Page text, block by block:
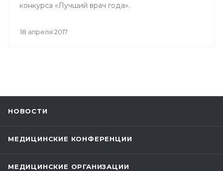
конкурса «Лучший врач года».
18 апреля 2017
НОВОСТИ
МЕДИЦИНСКИЕ КОНФЕРЕНЦИИ
МЕДИЦИНСКИЕ ОРГАНИЗАЦИИ